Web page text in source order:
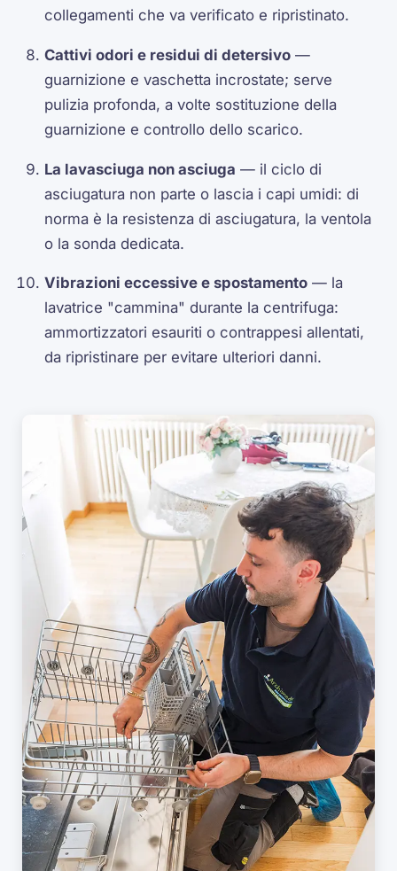
collegamenti che va verificato e ripristinato.
Cattivi odori e residui di detersivo —
guarnizione e vaschetta incrostate; serve
pulizia profonda, a volte sostituzione della
guarnizione e controllo dello scarico.
La lavasciuga non asciuga — il ciclo di
asciugatura non parte o lascia i capi umidi: di
norma è la resistenza di asciugatura, la ventola
o la sonda dedicata.
Vibrazioni eccessive e spostamento — la
lavatrice "cammina" durante la centrifuga:
ammortizzatori esauriti o contrappesi allentati,
da ripristinare per evitare ulteriori danni.